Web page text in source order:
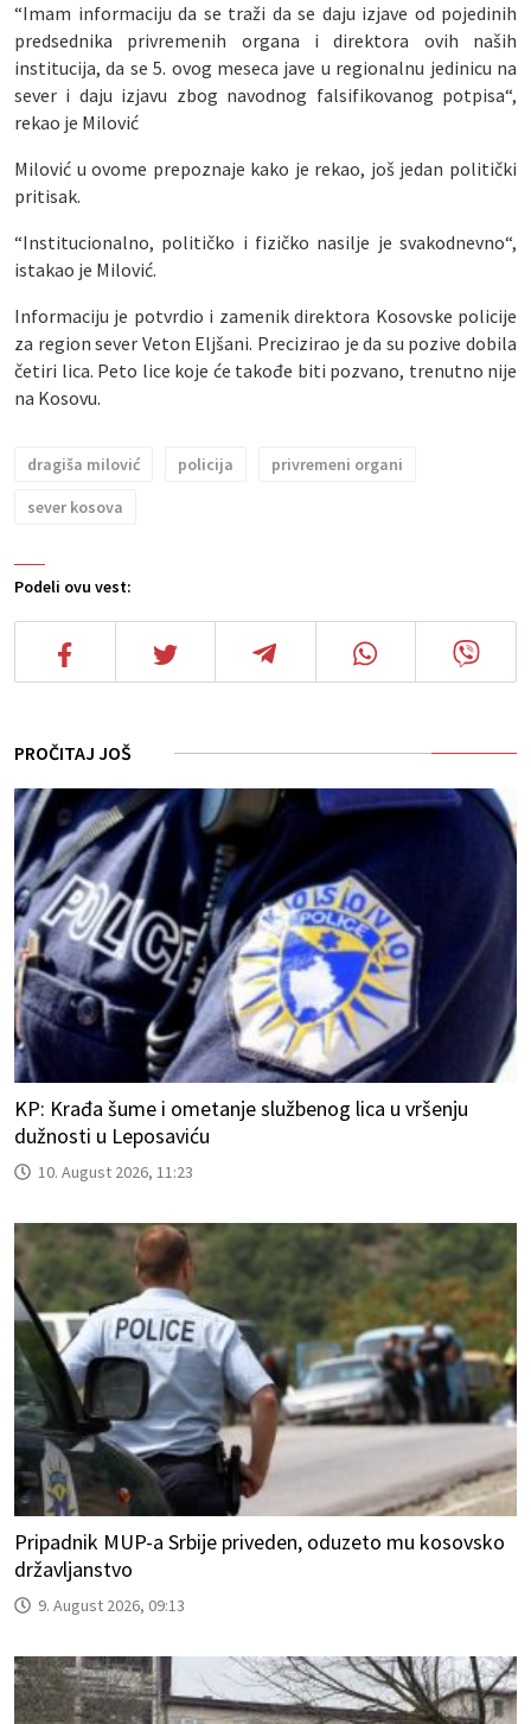
Podeli ovu vest:
“Imam informaciju da se traži da se daju izjave od pojedinih
predsednika privremenih organa i direktora ovih naših
institucija, da se 5. ovog meseca jave u regionalnu jedinicu na
sever i daju izjavu zbog navodnog falsifikovanog potpisa“,
rekao je Milović
Milović u ovome prepoznaje kako je rekao, još jedan politički
pritisak.
“Institucionalno, političko i fizičko nasilje je svakodnevno“,
istakao je Milović.
Informaciju je potvrdio i zamenik direktora Kosovske policije
za region sever Veton Eljšani. Precizirao je da su pozive dobila
četiri lica. Peto lice koje će takođe biti pozvano, trenutno nije
na Kosovu.
dragiša milović policija
privremeni organi
sever kosova
PROČITAJ JOŠ
KP: Krađa šume i ometanje službenog lica u vršenju
dužnosti u Leposaviću
10. August 2026, 11:23
Pripadnik MUP-a Srbije priveden, oduzeto mu kosovsko
državljanstvo
9. August 2026, 09:13